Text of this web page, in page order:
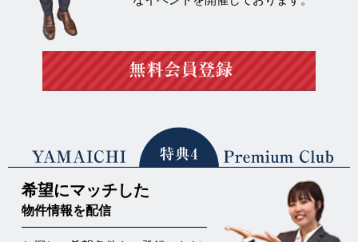
希望にマッチした
物件情報を配信